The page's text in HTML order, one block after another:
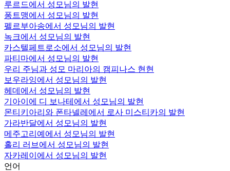
루르드에서 성모님의 발현
퐁트맹에서 성모님의 발현
펠르부아송에서 성모님의 발현
녹크에서 성모님의 발현
카스텔페트로소에서 성모님의 발현
파티마에서 성모님의 발현
우리 주님과 성모 마리아의 캠피나스 현현
보우라잉에서 성모님의 발현
헤데에서 성모님의 발현
기아이에 디 보나테에서 성모님의 발현
몬티키아리와 폰타넬레에서 로사 미스티카의 발현
가라반달에서 성모님의 발현
메주고리예에서 성모님의 발현
홀리 러브에서 성모님의 발현
자카레이에서 성모님의 발현
언어